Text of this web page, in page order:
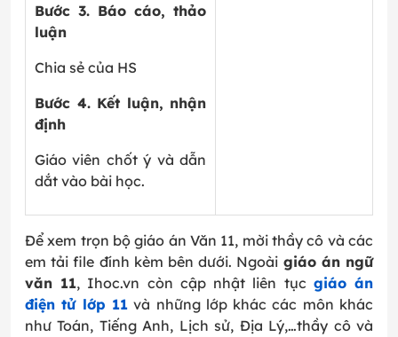
Bước 3. Báo cáo, thảo
luận
Chia sẻ của HS
Bước 4. Kết luận, nhận
định
Giáo viên chốt ý và dẫn
dắt vào bài học.
Để xem trọn bộ giáo án Văn 11, mời thầy cô và các
em tải file đính kèm bên dưới. Ngoài giáo án ngữ
văn 11, Ihoc.vn còn cập nhật liên tục giáo án
điện tử lớp 11và những lớp khác các môn khác
như Toán, Tiếng Anh, Lịch sử, Địa Lý,…thầy cô và